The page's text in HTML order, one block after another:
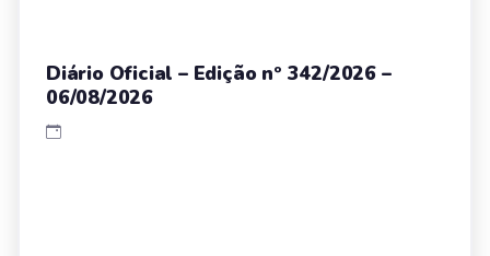
Diário Oficial – Edição nº 342/2026 –
06/08/2026